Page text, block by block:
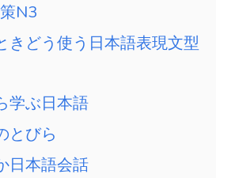
N3
きどう使う日本語表現文型
学ぶ日本語
とびら
日本語会話